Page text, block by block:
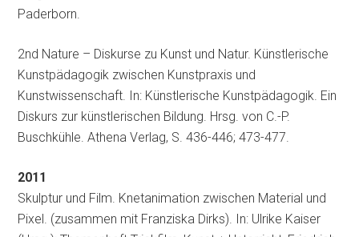
Paderborn.
2nd Nature – Diskurse zu Kunst und Natur. Künstlerische
Kunstpädagogik zwischen Kunstpraxis und
Kunstwissenschaft. In: Künstlerische Kunstpädagogik. Ein
Diskurs zur künstlerischen Bildung. Hrsg. von C.-P.
Buschkühle. Athena Verlag, S. 436-446; 473-477.
2011
Skulptur und Film. Knetanimation zwischen Material und
Pixel. (zusammen mit Franziska Dirks). In: Ulrike Kaiser